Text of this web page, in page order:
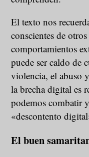
El texto nos
conscientes de
comportamientos
puede ser caldo de
violencia, el abuso
la brecha digital es
podemos combatir
«descontento
El buen